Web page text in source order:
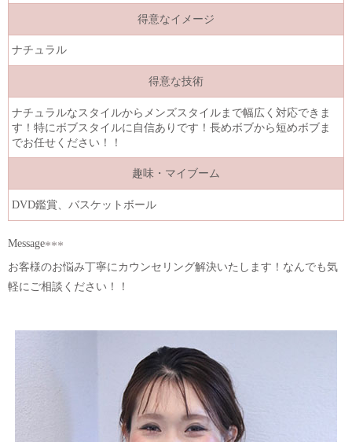
得意なイメージ
ナチュラル
得意な技術
ナチュラルなスタイルからメンズスタイルまで幅広く対応できま
す！特にボブスタイルに自信ありです！長めボブから短めボブま
でお任せください！！
趣味・マイブーム
DVD鑑賞、バスケットボール
Message
お客様のお悩み丁寧にカウンセリング解決いたします！なんでも気
軽にご相談ください！！